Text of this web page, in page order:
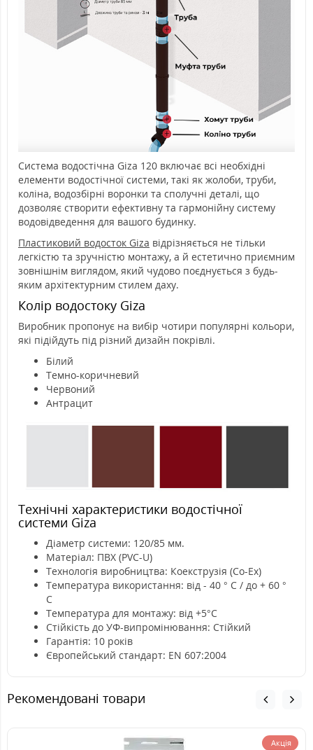
Система водостічна Giza 120 включає всі необхідні
елементи водостічної системи, такі як жолоби, труби,
коліна, водозбірні воронки та сполучні деталі, що
дозволяє створити ефективну та гармонійну систему
водовідведення для вашого будинку.
Пластиковий водосток Giza відрізняється не тільки
легкістю та зручністю монтажу, а й естетично приємним
зовнішнім виглядом, який чудово поєднується з будь-
яким архітектурним стилем даху.
Колір водостоку Giza
Виробник пропонує на вибір чотири популярні кольори,
які підійдуть під різний дизайн покрівлі.
Білий
Темно-коричневий
Червоний
Антрацит
Технічні характеристики водостічної
системи Giza
Діаметр системи: 120/85 мм.
Матеріал: ПВХ (PVC-U)
Технологія виробництва: Коекструзія (Co-Ex)
Температура використання: від - 40 ° С / до + 60 °
С
Температура для монтажу: від +5°С
Стійкість до УФ-випромінювання: Стійкий
Гарантія: 10 років
Європейський стандарт: EN 607:2004
Рекомендовані товари
Акція